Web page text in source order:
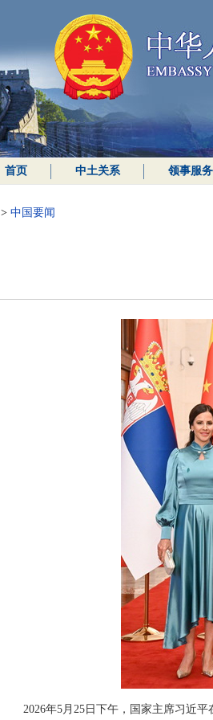
首页 中土关系 领事服务
> 中国要闻
2026年5月25日下午，国家主席习近